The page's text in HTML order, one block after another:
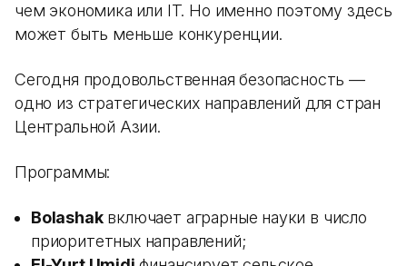
чем экономика или IT. Но именно поэтому здесь
может быть меньше конкуренции.
Сегодня продовольственная безопасность —
одно из стратегических направлений для стран
Центральной Азии.
Программы:
Bolashakвключает аграрные науки в число
приоритетных направлений;